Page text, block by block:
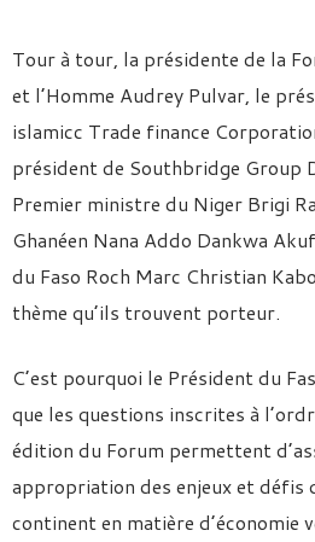
Tour à tour, la présidente de la
et l’Homme Audrey Pulvar, le
islamicc Trade finance
président de Southbridge Group
Premier ministre du Niger Brigi
Ghanéen Nana Addo Dankwa
du Faso Roch Marc Christian
thème qu’ils trouvent porteur.
C’est pourquoi le Président du
que les questions inscrites à
édition du Forum permettent
appropriation des enjeux et défis
continent en matière d’économie